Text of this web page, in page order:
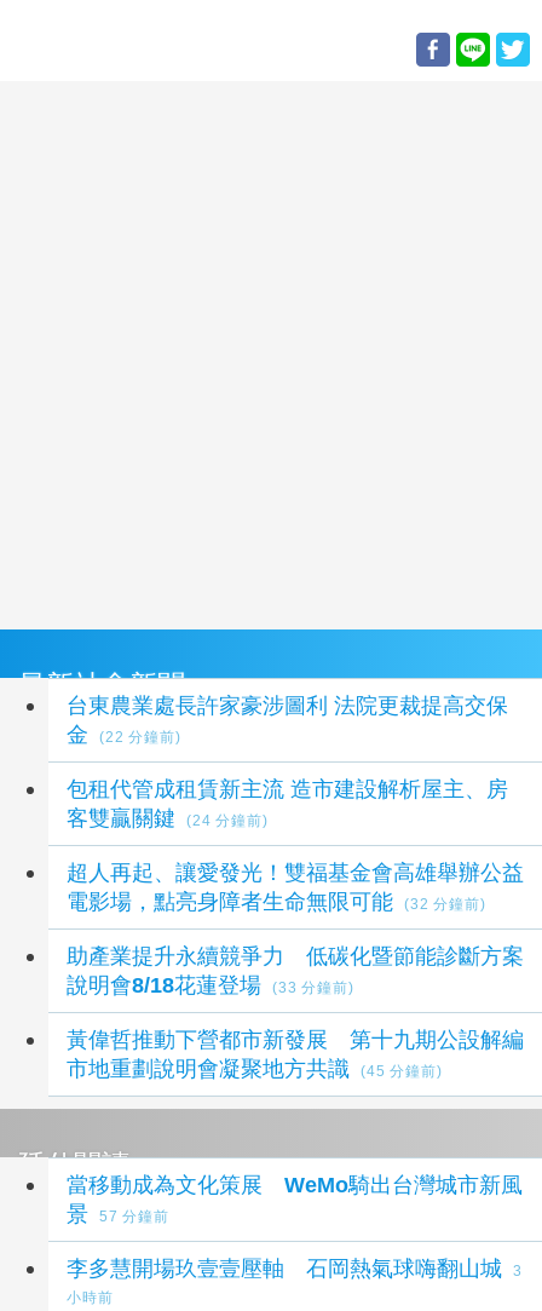
最新社會新聞
台東農業處長許家豪涉圖利 法院更裁提高交保
金
(22 分鐘前)
包租代管成租賃新主流 造市建設解析屋主、房
客雙贏關鍵
(24 分鐘前)
超人再起、讓愛發光！雙福基金會高雄舉辦公益
電影場，點亮身障者生命無限可能
(32 分鐘前)
助產業提升永續競爭力 低碳化暨節能診斷方案
說明會8/18花蓮登場
(33 分鐘前)
黃偉哲推動下營都市新發展 第十九期公設解編
市地重劃說明會凝聚地方共識
(45 分鐘前)
延伸閱讀
當移動成為文化策展 WeMo騎出台灣城市新風
景
57 分鐘前
李多慧開場玖壹壹壓軸 石岡熱氣球嗨翻山城
3
小時前